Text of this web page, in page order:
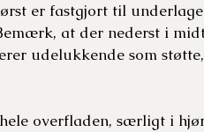
er fastgjort til
at der nederst i
udelukkende som
overfladen, særligt i